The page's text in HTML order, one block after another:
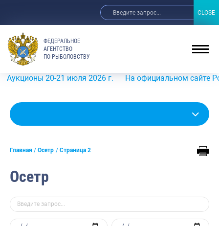
ФЕДЕРАЛЬНОЕ
АГЕНТСТВО
ПО РЫБОЛОВСТВУ
20-21 июля 2026 г. На официальном сайте
Главная Осетр Страница 2
Осетр
CLOSE
CLOSE